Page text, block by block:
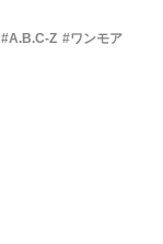
#A.B.C-Z #ワンモア